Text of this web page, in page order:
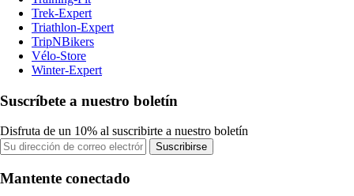
Trek-Expert
Triathlon-Expert
TripNBikers
Vélo-Store
Winter-Expert
Suscríbete a nuestro boletín
Disfruta de un 10% al suscribirte a nuestro boletín
Suscribirse
Mantente conectado